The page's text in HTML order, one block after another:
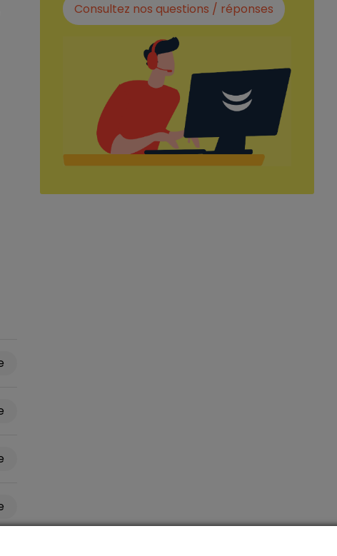
Consultez nos questions / réponses